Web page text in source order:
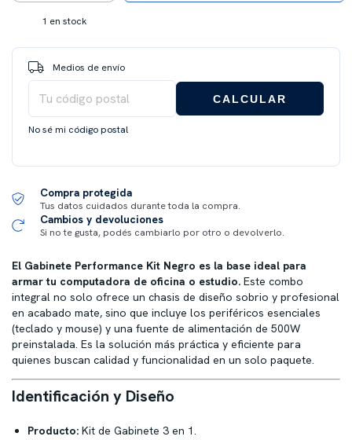
1 en stock
Entregas para el CP:
Medios de envío
CALCULAR
No sé mi código postal
Compra protegida
Tus datos cuidados durante toda la compra.
Cambios y devoluciones
Si no te gusta, podés cambiarlo por otro o devolverlo.
El Gabinete Performance Kit Negro es la base ideal para
armar tu computadora de oficina o estudio. Este combo
integral no solo ofrece un chasis de diseño sobrio y profesional
en acabado mate, sino que incluye los periféricos esenciales
(teclado y mouse) y una fuente de alimentación de 500W
preinstalada. Es la solución más práctica y eficiente para
quienes buscan calidad y funcionalidad en un solo paquete.
Identificación y Diseño
Producto: Kit de Gabinete 3 en 1.